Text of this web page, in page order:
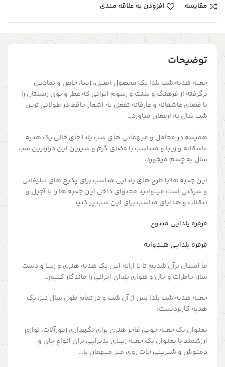
مقایسه افزودن به علاقه مندی
توضیحات
جعبه هدیه شب یلدا یک محصول اصیل، زیبا، خاص و نمادین
برگرفته از فرهنگ و سنت و رسوم ایرانی که عطر و بوی زمستان را
با فضای عاشقانه و عارفانه تفعل به اشعار حافظ در طولانی ترین
شب سال به ارمغان میاورد…
همیشه در محافل و میهمانی های شب یلدا جای خالی یک هدیه
عاشقانه و زیبا و متناسب با فضای گرم و شیرین این درازترین شب
سال به چشم میخورد.
این جعبه ها با طرح های یلدایی مناسب برای پکیج های تبلیغاتی
و شرکتی است میتوانید محتوای داخل این جعبه ها را با آجیل و
تنقلات و هدایای مناسب برای این شب پر کنید
فرفره یلدایی متنوع
فرفره یلدایی هندوانه
ما امسال برآن شدیم تا با ارائه این پک هدیه هنری و زیبا و دست
ساز، خاطرات و حال و هوای یلدای ایرانی را ماندگار کنیم…
جعبه هدیه شب یلدا پس از آن شب و در تمام طول سال نیز، یک
هدیه کاربردیست:
بعنوان یک جعبه چوبی فاخر هنری برای نگهداری زیورآلات، لوازم
ارزشمند یا بعنوان یک جعبه زیبای پذیرایی برای انواع چای و
دمنوش و شیرینی جات روی میز میهمان یا…